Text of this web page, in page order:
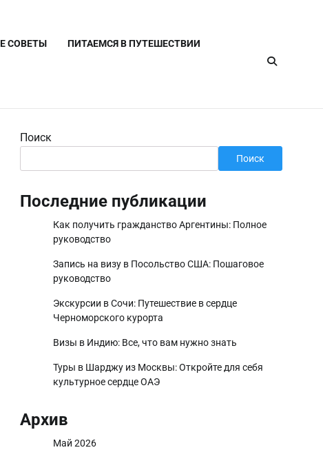
СОВЕТЫ ПИТАЕМСЯ В ПУТЕШЕСТВИИ
Поиск
Поиск
Последние публикации
Как получить гражданство Аргентины: Полное
руководство
Запись на визу в Посольство США: Пошаговое
руководство
Экскурсии в Сочи: Путешествие в сердце
Черноморского курорта
Визы в Индию: Все, что вам нужно знать
Туры в Шарджу из Москвы: Откройте для себя
культурное сердце ОАЭ
Архив
Май 2026